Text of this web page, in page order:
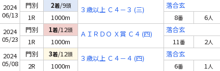
2024
06/13
門別 2着/9頭 ３歳以上 Ｃ４－３ (三)
落合玄
1R
1000m 8番 6人
2024
05/23
門別 1着/12頭 ＡＩＲＤＯ Ｘ賞 Ｃ４ (四)
落合玄
1R
1000m 11番 2人
2024
05/08
門別 3着/12頭 ３歳以上 Ｃ４－４ (四)
落合玄
2R
1000m 6番 1人